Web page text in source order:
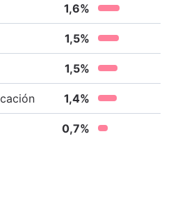
1,6%
1,5%
1,5%
1,4%
0,7%